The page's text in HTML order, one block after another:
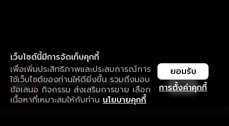
เว็บไซต์นี้มีการจัดเก็บคุกกี้
เพื่อเพิ่มประสิทธิภาพและประสบการณ์การ
ใช้เว็บไซต์ของท่านให้ดียิ่งขึ้น รวมถึงมอบ
ข้อเสนอ กิจกรรม ส่งเสริมการขาย เลือก
เนื้อหาที่เหมาะสมให้กับท่าน นโยบายคุกกี้
การตั้งค่าคุกกี้
ยอมรับ
ใช้งานแอป ลื่นไหลกว่า ไม่มีสะดุด
ดาวน์โหลดแอปเพื่อการรับชมที่ดีกว่า เปิด